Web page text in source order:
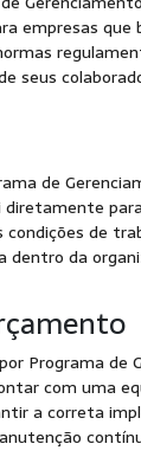
empresas
seus
de
condições de
dentro da
Programa de
com uma
a correta